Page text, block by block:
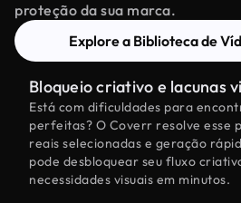
proteção da sua marca.
Explore a Biblioteca de
Bloqueio criativo e lacunas
Está com dificuldades para
perfeitas? O Coverr resolve esse
reais selecionadas e geração
pode desbloquear seu fluxo
necessidades visuais em minutos.